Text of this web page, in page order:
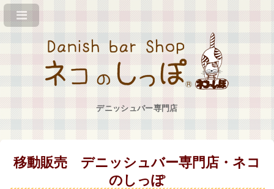
デニッシュバー専門店
移動販売 デニッシュバー専門店・ネコ
のしっぽ